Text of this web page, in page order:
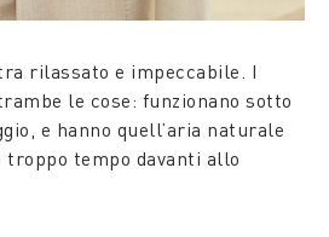
rilassato e impeccabile. I
le cose: funzionano sotto
e hanno quell’aria naturale
troppo tempo davanti allo